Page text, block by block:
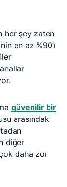
her şey zaten
en az %90’ı
güvenilir bir
arasındaki
diğer
çok daha zor